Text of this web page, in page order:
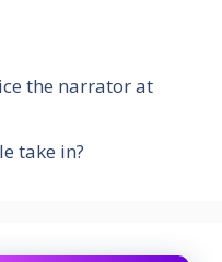
the narrator at
take in?